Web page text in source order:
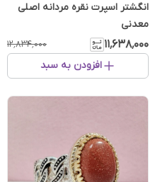
انگشتر اسپرت نقره مردانه اصلی
معدنی
۱۱٬۶۳۸٬۰۰۰ ۱۲٬۸۳۴٬۰۰۰
افزودن به سبد